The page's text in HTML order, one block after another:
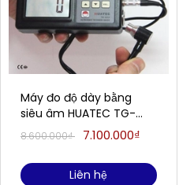
Máy đo độ dày bằng
siêu âm HUATEC TG-
2910
8.600.000₫ 7.100.000₫
Liên hệ